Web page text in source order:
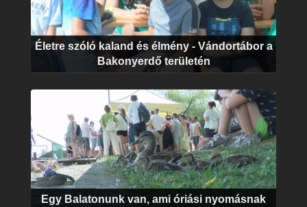
Életre szóló kaland és élmény - Vándortábor a
Bakonyerdő területén
Egy Balatonunk van, ami óriási nyomásnak